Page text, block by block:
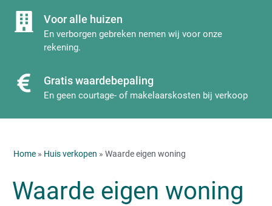
Voor alle huizen
En verborgen gebreken nemen wij voor onze
rekening.
Gratis waardebepaling
En geen courtage- of makelaarskosten bij verkoop
Home » Huis verkopen » Waarde eigen woning
Waarde eigen woning